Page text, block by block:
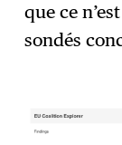
que ce
sondés